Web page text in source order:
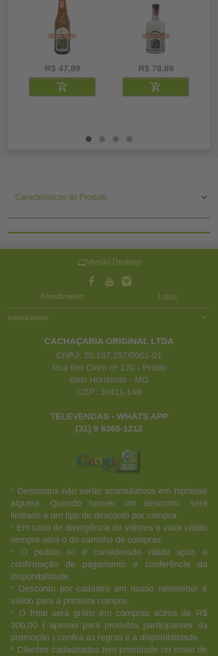
R$ 47,89 R$ 78,89
Características do Produto
Versão Desktop
Atendimento Lojas
Institucionais
CACHAÇARIA ORIGINAL LTDA
CNPJ: 20.187.257/0001-01
Rua Rio Claro nº 120 - Prado
Belo Horizonte - MG
CEP: 30411-148
TELEVENDAS - WHATS APP
(31) 9 8365-1212
* Descontos não serão acumulativos em hipótese
alguma. Quando houver um desconto, será
limitado a um tipo de desconto por compra.
* Em caso de divergência de valores o valor válido
sempre será o do carrinho de compras.
* O pedido só é considerado válido após a
confirmação de pagamento e conferência da
disponibilidade.
* Desconto por cadastro em nosso newsletter é
válido para a primeira compra.
* O frete será grátis em compras acima de R$
300,00 ( apenas para produtos participantes da
promoção ) confira as regras e a disponibilidade.
* Clientes cadastrados tem prioridade no envio de